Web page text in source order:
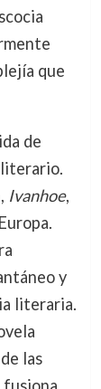
que
de
Ivanhoe,
y
literaria.
las